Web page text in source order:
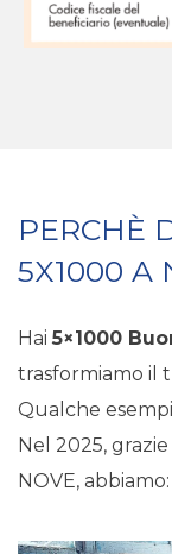
PERCHÈ
5X1000 A
Hai 5×1000
trasformiamo il
Qualche
Nel 2025,
NOVE, abbiamo: